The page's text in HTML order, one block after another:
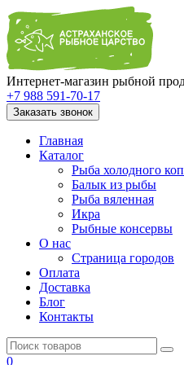
Интернет-магазин рыбной
+7 988 591-70-17
Заказать звонок
Главная
Каталог
Рыба холодного
Балык из рыбы
Рыба вяленная
Икра
Рыбные консервы
О нас
Страница городов
Оплата
Доставка
Блог
Контакты
0